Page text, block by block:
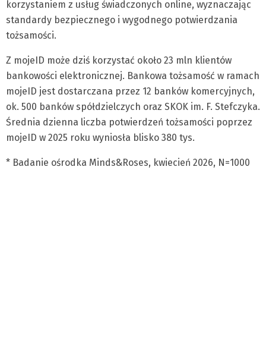
korzystaniem z usług świadczonych online, wyznaczając
standardy bezpiecznego i wygodnego potwierdzania
tożsamości.
Z mojeID może dziś korzystać około 23 mln klientów
bankowości elektronicznej. Bankowa tożsamość w ramach
mojeID jest dostarczana przez 12 banków komercyjnych,
ok. 500 banków spółdzielczych oraz SKOK im. F. Stefczyka.
Średnia dzienna liczba potwierdzeń tożsamości poprzez
mojeID w 2025 roku wyniosła blisko 380 tys.
* Badanie ośrodka Minds&Roses, kwiecień 2026, N=1000